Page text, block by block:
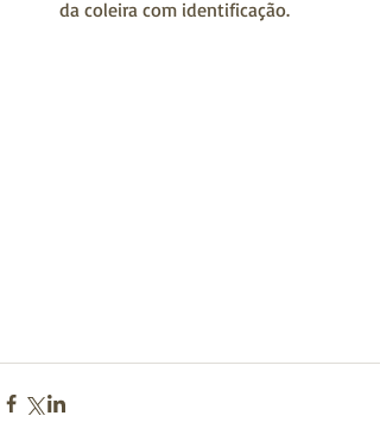
da coleira com identificação.